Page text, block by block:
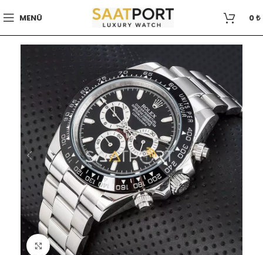
MENÜ 0₺
Büyütmek için tıklayın